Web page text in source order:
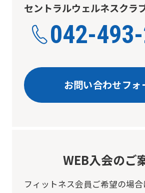
セントラルウェルネスクラ
042-
お問い合わせフォ
WEB入会のご
フィットネス会員ご希望の場合